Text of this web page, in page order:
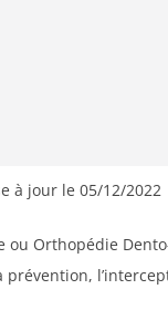
à jour le 05/12/2022
ou Orthopédie
prévention,